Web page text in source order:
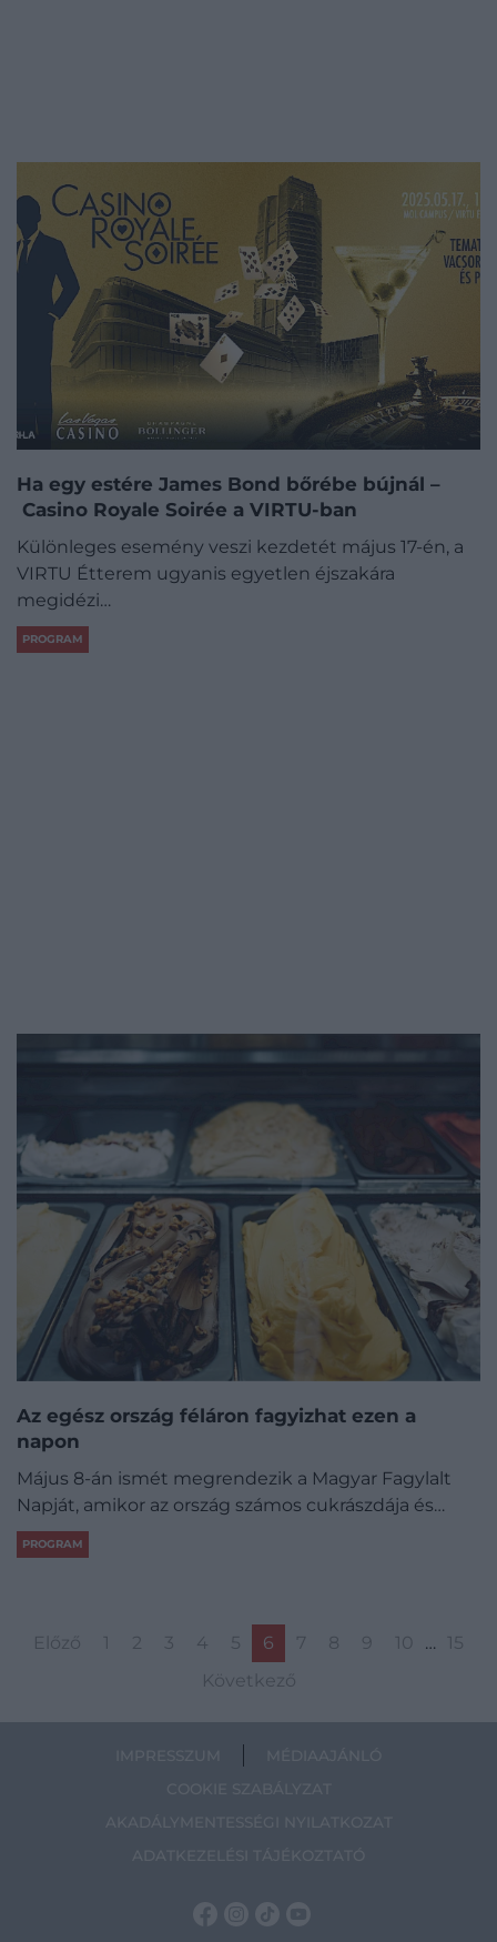
Ha egy estére James Bond bőrébe bújnál –
Casino Royale Soirée a VIRTU-ban
Különleges esemény veszi kezdetét május 17-én, a
VIRTU Étterem ugyanis egyetlen éjszakára
megidézi…
PROGRAM
Az egész ország féláron fagyizhat ezen a
napon
Május 8-án ismét megrendezik a Magyar Fagylalt
Napját, amikor az ország számos cukrászdája és…
PROGRAM
Előző 1 2 3 4 5 6 7 8 9 10 …
15
Következő